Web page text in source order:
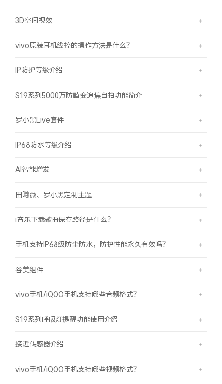
3D空间视效
vivo原装耳机线控的操作方法是什么？
IP防护等级介绍
S19系列5000万防畸变追焦自拍功能简介
罗小黑Live套件
IP68防水等级介绍
AI智能增发
田曦薇、罗小黑定制主题
i音乐下载歌曲保存路径是什么？
手机支持IP68级防尘防水，防护性能永久有效吗？
谷美组件
vivo手机/iQOO手机支持哪些音频格式？
S19系列呼吸灯提醒功能使用介绍
接近传感器介绍
vivo手机/iQOO手机支持哪些视频格式？